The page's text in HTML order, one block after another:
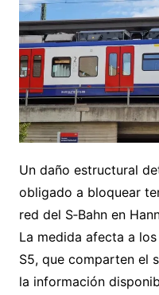
Un daño estructural
obligado a bloquear
red del S‑Bahn en
La medida afecta a
S5, que comparten el
la información